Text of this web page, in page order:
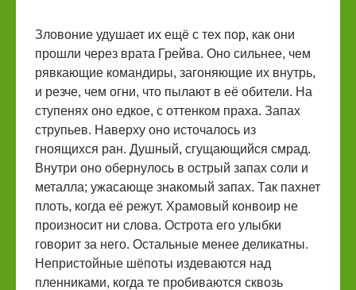
Зловоние удушает их ещё с тех пор, как они
прошли через врата Грейва. Оно сильнее, чем
рявкающие командиры, загоняющие их внутрь,
и резче, чем огни, что пылают в её обители. На
ступенях оно едкое, с оттенком праха. Запах
струпьев. Наверху оно источалось из
гноящихся ран. Душный, сгущающийся смрад.
Внутри оно обернулось в острый запах соли и
металла; ужасающе знакомый запах. Так пахнет
плоть, когда её режут. Храмовый конвоир не
произносит ни слова. Острота его улыбки
говорит за него. Остальные менее деликатны.
Непристойные шёпоты издеваются над
пленниками, когда те пробиваются сквозь